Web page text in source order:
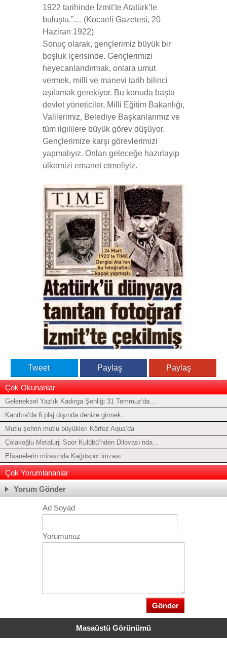
1922 tarihinde İzmit’te Atatürk’le
buluştu.”… (Kocaeli Gazetesi, 20
Haziran 1922)
Sonuç olarak, gençlerimiz büyük bir
boşluk içerisinde. Gençlerimizi
heyecanlandırmak, onlara umut
vermek, milli ve manevi tarih bilinci
aşılamak gerekiyor. Bu konuda başta
devlet yöneticiler, Milli Eğitim Bakanlığı,
Valilerimiz, Belediye Başkanlarımız ve
tüm ilgililere büyük görev düşüyor.
Gençlerimize karşı görevlerimizi
yapmalıyız. Onları geleceğe hazırlayıp
ülkemizi emanet etmeliyiz.
Tweet Paylaş Paylaş
Çok Okunanlar
Geleneksel Yazlık Kadırga Şenliği 31 Temmuz'da...
Kandıra’da 6 plaj dışında denize girmek...
Mutlu şehrin mutlu büyükleri Körfez Aqua’da
Çolakoğlu Metalurji Spor Kulübü’nden Dilovası’nda...
Efsanelerin mirasında Kağıtspor imzası
Çok Yorumlananlar
Yorum Gönder
Ad Soyad
Yorumunuz
Masaüstü Görünümü